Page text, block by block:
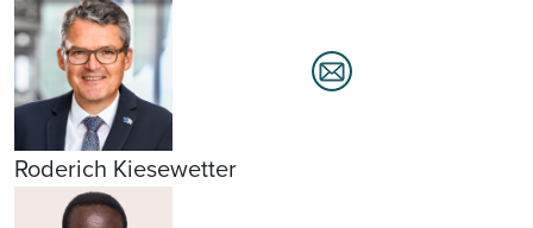
Roderich Kiesewetter